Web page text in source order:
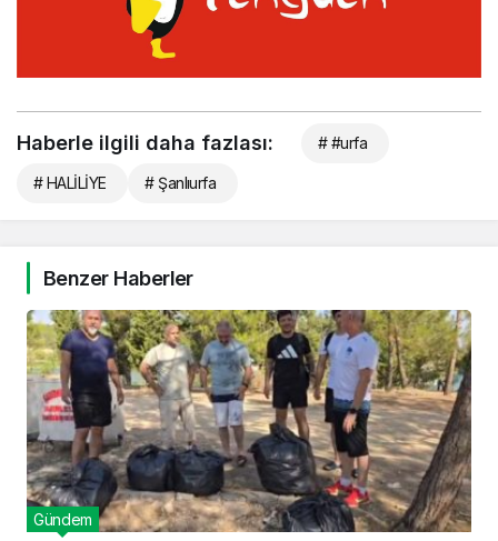
Haberle ilgili daha fazlası: # #urfa
# HALİLİYE # Şanlıurfa
Benzer Haberler
Gündem